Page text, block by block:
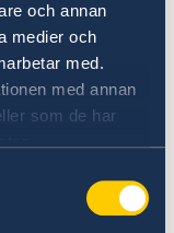
och annan
medier och
med.
med annan
som de har
helt
säkerställa
eller kön.